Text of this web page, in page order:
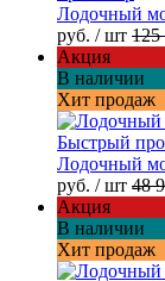
Лодочный
руб. / шт 125
Акция
В наличии
Хит продаж
Быстрый
Лодочный
руб. / шт 48
Акция
В наличии
Хит продаж